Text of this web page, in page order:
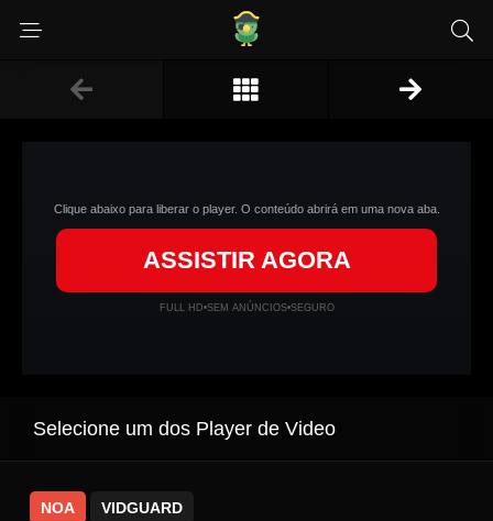
Clique abaixo para liberar o player. O conteúdo abrirá em uma nova aba.
ASSISTIR AGORA
FULL HD•SEM ANÚNCIOS•SEGURO
Selecione um dos Player de Video
NOA VIDGUARD